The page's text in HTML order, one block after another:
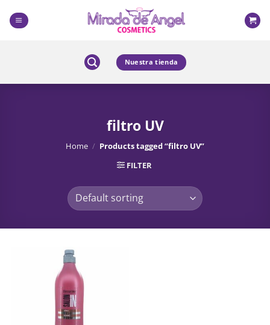
content
Nuestra tienda
filtro UV
Home / Products tagged “filtro UV”
FILTER